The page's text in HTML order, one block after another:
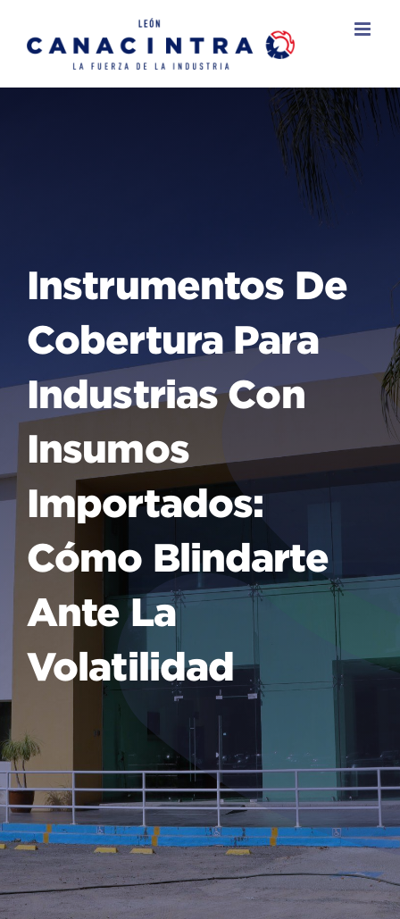
Instrumentos De
Cobertura Para
Industrias Con
Insumos
Importados:
Cómo Blindarte
Ante La
Volatilidad